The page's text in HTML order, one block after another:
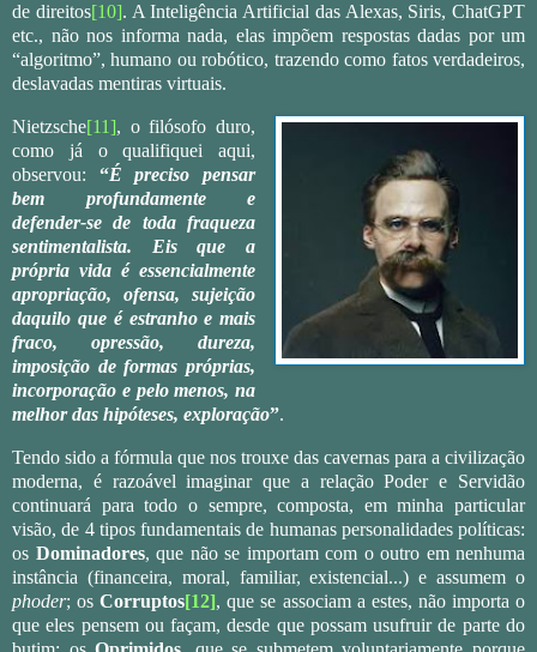
de direitos[10]. A Inteligência Artificial das Alexas, Siris, ChatGPT
etc., não nos informa nada, elas impõem respostas dadas por um
“algoritmo”, humano ou robótico, trazendo como fatos verdadeiros,
deslavadas mentiras virtuais.
Nietzsche[11], o filósofo duro,
como já o qualifiquei aqui,
observou: “É preciso pensar
bem profundamente e
defender-se de toda fraqueza
sentimentalista. Eis que a
própria vida é essencialmente
apropriação, ofensa, sujeição
daquilo que é estranho e mais
fraco, opressão, dureza,
imposição de formas próprias,
incorporação e pelo menos, na
melhor das hipóteses, exploração”.
Tendo sido a fórmula que nos trouxe das cavernas para a civilização
moderna, é razoável imaginar que a relação Poder e Servidão
continuará para todo o sempre, composta, em minha particular
visão, de 4 tipos fundamentais de humanas personalidades políticas:
os Dominadores, que não se importam com o outro em nenhuma
instância (financeira, moral, familiar, existencial...) e assumem o
phoder; osCorruptos[12], que se associam a estes, não importa o
que eles pensem ou façam, desde que possam usufruir de parte do